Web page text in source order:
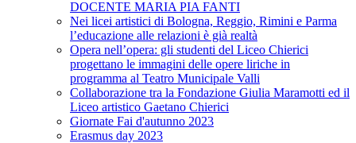
DOCENTE MARIA PIA FANTI
Nei licei artistici di Bologna, Reggio, Rimini e Parma
l’educazione alle relazioni è già realtà
Opera nell’opera: gli studenti del Liceo Chierici
progettano le immagini delle opere liriche in
programma al Teatro Municipale Valli
Collaborazione tra la Fondazione Giulia Maramotti ed il
Liceo artistico Gaetano Chierici
Giornate Fai d'autunno 2023
Erasmus day 2023